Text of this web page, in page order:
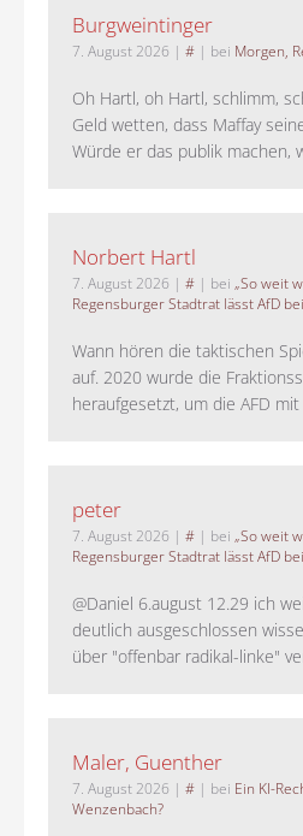
Burgweintinger
7. August 2026 | # | bei Morgen,
Oh Hartl, oh Hartl, schlimm,
Geld wetten, dass Maffay
Würde er das publik machen,
Norbert Hartl
7. August 2026 | # | bei „So weit
Regensburger Stadtrat lässt AfD
Wann hören die taktischen
auf. 2020 wurde die
heraufgesetzt, um die AFD
peter
7. August 2026 | # | bei „So weit
Regensburger Stadtrat lässt AfD
@Daniel 6.august 12.29 ich
deutlich ausgeschlossen
über "offenbar radikal-linke"
Maler, Guenther
7. August 2026 | # | bei Ein KI-
Wenzenbach?